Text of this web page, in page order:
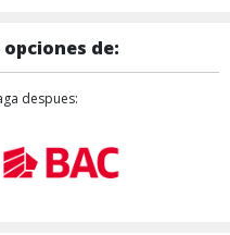
de:
despues: